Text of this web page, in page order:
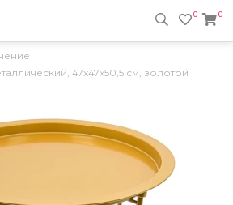
0
0
47х47х50,5 см, золотой